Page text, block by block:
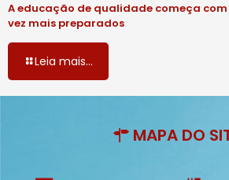
A educação de qualidade começa
vez mais preparados
Leia mais...
MAPA DO